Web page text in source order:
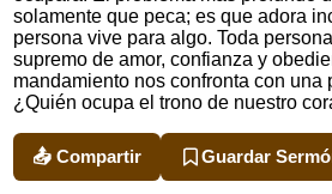
solamente que peca; es que adora
persona vive para algo. Toda
supremo de amor, confianza y
mandamiento nos confronta con una
¿Quién ocupa el trono de nuestro
📤 Compartir Guardar